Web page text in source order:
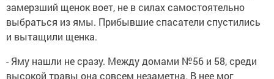
замерзший щенок воет, не в силах самостоятельно
выбраться из ямы. Прибывшие спасатели спустились
и вытащили щенка.
- Яму нашли не сразу. Между домами №56 и 58, среди
высокой травы она совсем незаметна. В нее мог